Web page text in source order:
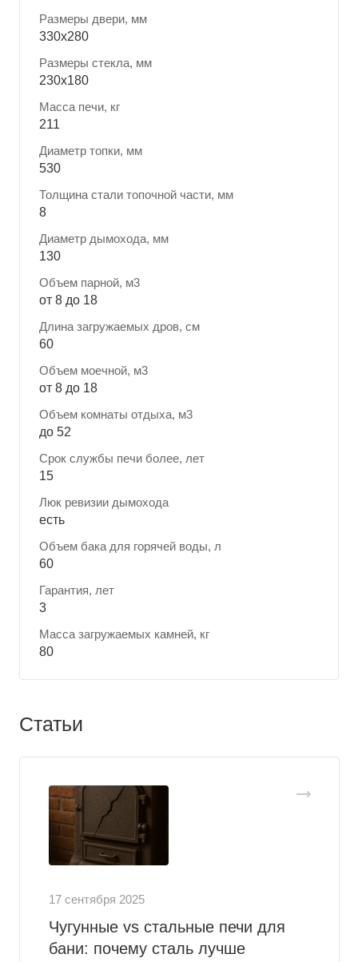
Размеры двери, мм
330x280
Размеры стекла, мм
230x180
Масса печи, кг
211
Диаметр топки, мм
530
Толщина стали топочной части, мм
8
Диаметр дымохода, мм
130
Объем парной, м3
от 8 до 18
Длина загружаемых дров, см
60
Объем моечной, м3
от 8 до 18
Объем комнаты отдыха, м3
до 52
Срок службы печи более, лет
15
Люк ревизии дымохода
есть
Объем бака для горячей воды, л
60
Гарантия, лет
3
Масса загружаемых камней, кг
80
Статьи
17 сентября 2025
Чугунные vs стальные печи для
бани: почему сталь лучше